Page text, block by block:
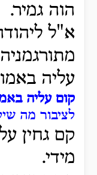
הוה גמיר.
א"ל
עליה
קום עליה
לציבור מה
קם גחין
מידי.